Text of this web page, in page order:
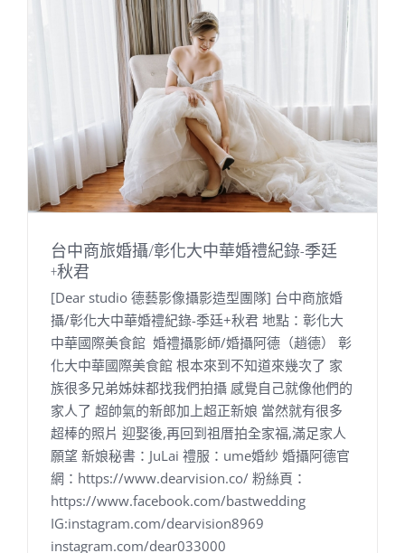
台中商旅婚攝/彰化大中華婚禮紀錄-季廷
+秋君
[Dear studio 德藝影像攝影造型團隊] 台中商旅婚
攝/彰化大中華婚禮紀錄-季廷+秋君 地點：彰化大
中華國際美食館 婚禮攝影師/婚攝阿德（趙德） 彰
化大中華國際美食館 根本來到不知道來幾次了 家
族很多兄弟姊妹都找我們拍攝 感覺自己就像他們的
家人了 超帥氣的新郎加上超正新娘 當然就有很多
超棒的照片 迎娶後,再回到祖厝拍全家福,滿足家人
願望 新娘秘書：JuLai 禮服：ume婚紗 婚攝阿德官
網：https://www.dearvision.co/ 粉絲頁：
https://www.facebook.com/bastwedding
IG:instagram.com/dearvision8969
instagram.com/dear033000